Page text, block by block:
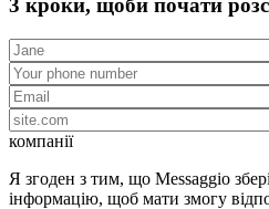
3 кроки, щоби почати
компанії
Я згоден з тим, що Messaggio
інформацію, щоб мати змогу